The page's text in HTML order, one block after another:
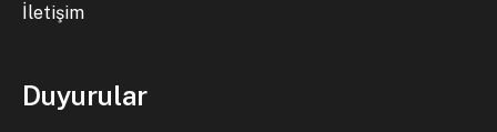
İletişim
Duyurular